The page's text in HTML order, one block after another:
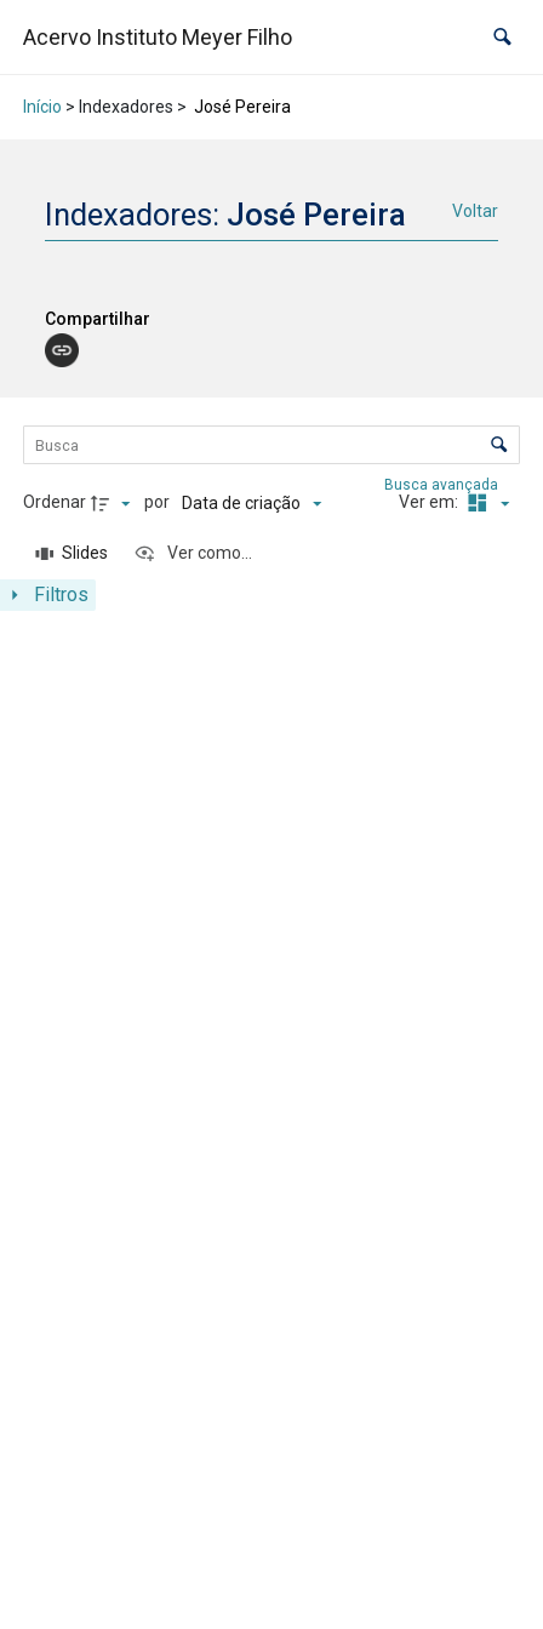
Acervo Instituto Meyer Filho
Início > Indexadores > José Pereira
Indexadores: José Pereira Voltar
Compartilhar
Lista de itens
Controle de ordenação e visualização
Filtros
Busca avançada
Ordenar por Data de criação Ver em:
Slides Ver como...